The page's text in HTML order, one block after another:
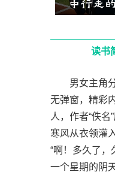
读书
男女主角
无弹窗，精彩
人，作者“佚
寒风从衣领灌
“啊！多久了
一个星期的阴